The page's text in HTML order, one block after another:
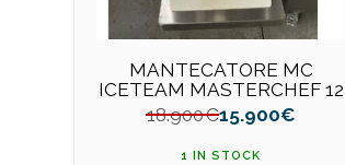
MANTECATORE MC
ICETEAM MASTERCHEF 12
18.900€15.900€
1 IN STOCK